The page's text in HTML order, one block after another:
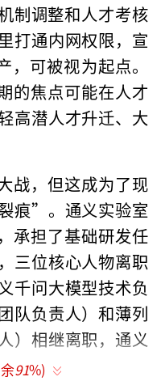
制调整和人才考核
打通内网权限，宣
可被视为起点。
的焦点可能在人才
高潜人才升迁、大
战，但这成为了现
痕”。通义实验室
承担了基础研发任
三位核心人物离职
千问大模型技术负
队负责人）和薄列
）相继离职，通义
91%)